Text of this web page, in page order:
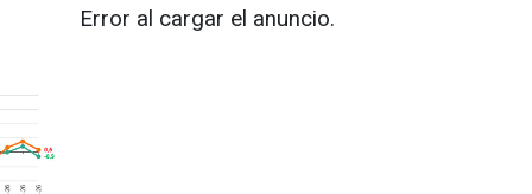
Error al cargar el anuncio.